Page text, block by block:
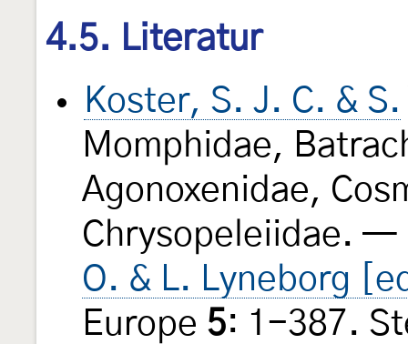
4.5. Literatur
Koster, S. J. C. & S.
Momphidae,
Agonoxenidae,
Chrysopeleiidae.
O. & L. Lyneborg
Europe 5: 1-387.